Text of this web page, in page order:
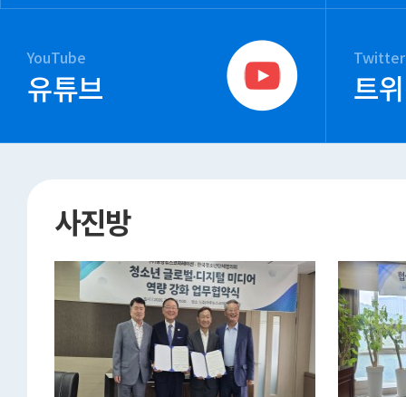
YouTube
유튜브
Twitter
트
사진방